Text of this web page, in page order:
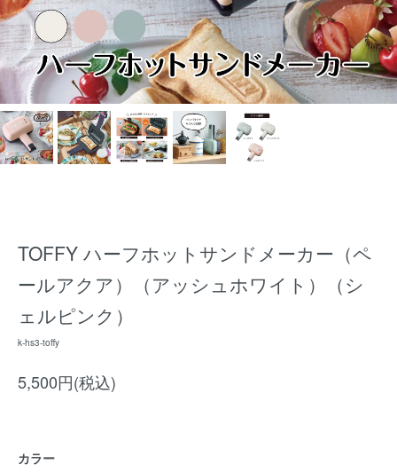
TOFFY ハーフホットサンドメーカー（ペ
ールアクア）（アッシュホワイト）（シ
ェルピンク）
k-hs3-toffy
5,500円(税込)
カラー